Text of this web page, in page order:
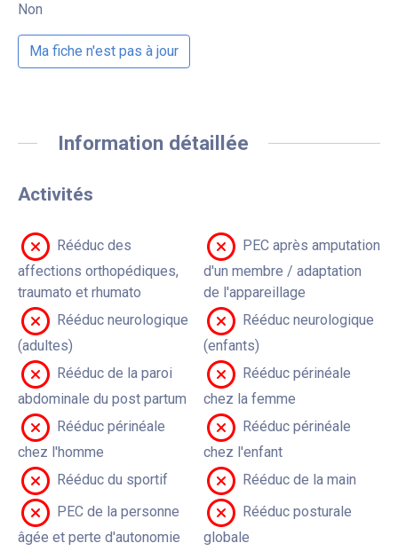
Non
Ma fiche n'est pas à jour
Information détaillée
Activités
Rééduc des
affections orthopédiques,
traumato et rhumato
PEC après amputation
d'un membre / adaptation
de l'appareillage
Rééduc neurologique
(adultes)
Rééduc neurologique
(enfants)
Rééduc de la paroi
abdominale du post partum
Rééduc périnéale
chez la femme
Rééduc périnéale
chez l'homme
Rééduc périnéale
chez l'enfant
Rééduc du sportif
Rééduc de la main
PEC de la personne
âgée et perte d'autonomie
Rééduc posturale
globale